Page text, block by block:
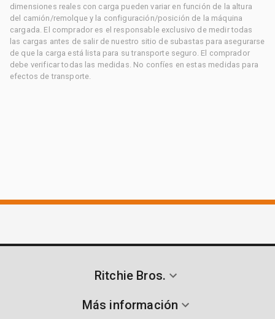
dimensiones reales con carga pueden variar en función de la altura
del camión/remolque y la configuración/posición de la máquina
cargada. El comprador es el responsable exclusivo de medir todas
las cargas antes de salir de nuestro sitio de subastas para asegurarse
de que la carga está lista para su transporte seguro. El comprador
debe verificar todas las medidas. No confíes en estas medidas para
efectos de transporte.
Ritchie Bros.
Más información